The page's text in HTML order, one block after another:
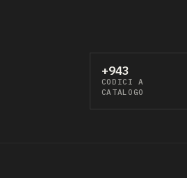
+943
CODICI A
CATALOGO